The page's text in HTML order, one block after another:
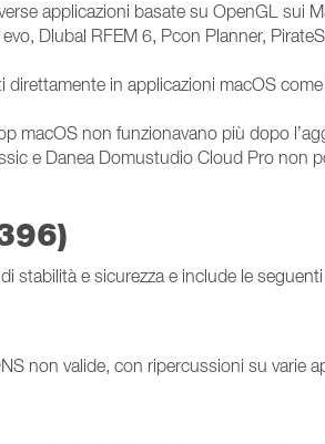
applicazioni basate su OpenGL sui
Dlubal RFEM 6, Pcon Planner,
in applicazioni macOS
macOS non funzionavano più dopo
e Danea Domustudio Cloud Pro non
stabilità e sicurezza e include le
non valide, con ripercussioni su varie